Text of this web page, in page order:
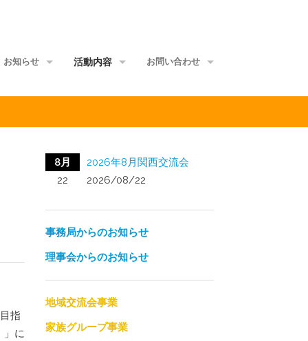
お知らせ
メールマガジン
活動内容
情報ポータル事業
啓発媒体作成事業
当事者研究事業
調査協力支援事業
お問い合わせ
指
」に
8月
22
2026年8月関西交流会
2026/08/22
事務局からのお知らせ
理事会からのお知らせ
地域交流会事業
家族グループ事業